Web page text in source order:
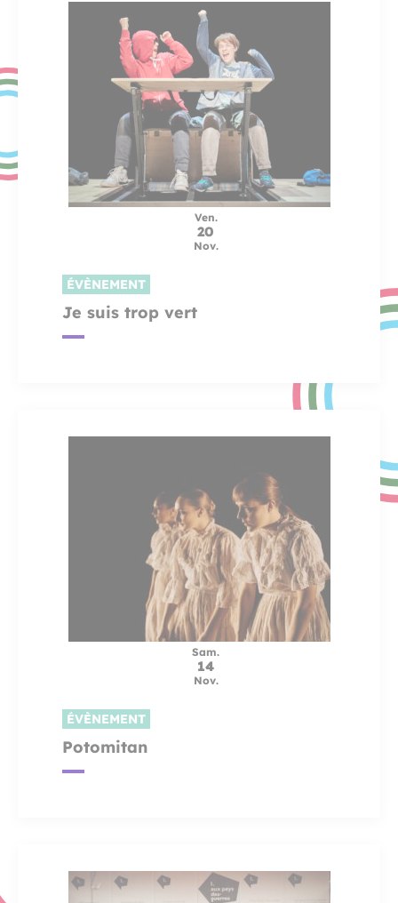
Ven.
20
Nov.
ÉVÈNEMENT
Je suis trop vert
Sam.
14
Nov.
ÉVÈNEMENT
Potomitan